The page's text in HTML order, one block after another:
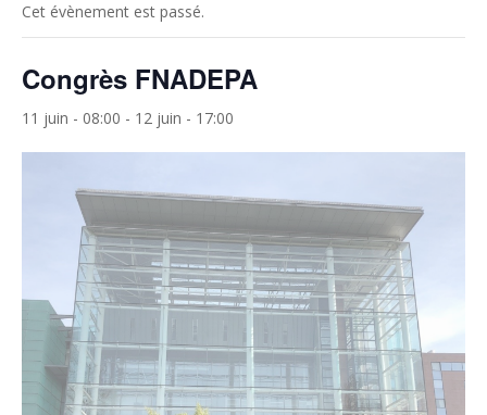
Cet évènement est passé.
Congrès FNADEPA
11 juin - 08:00 - 12 juin - 17:00